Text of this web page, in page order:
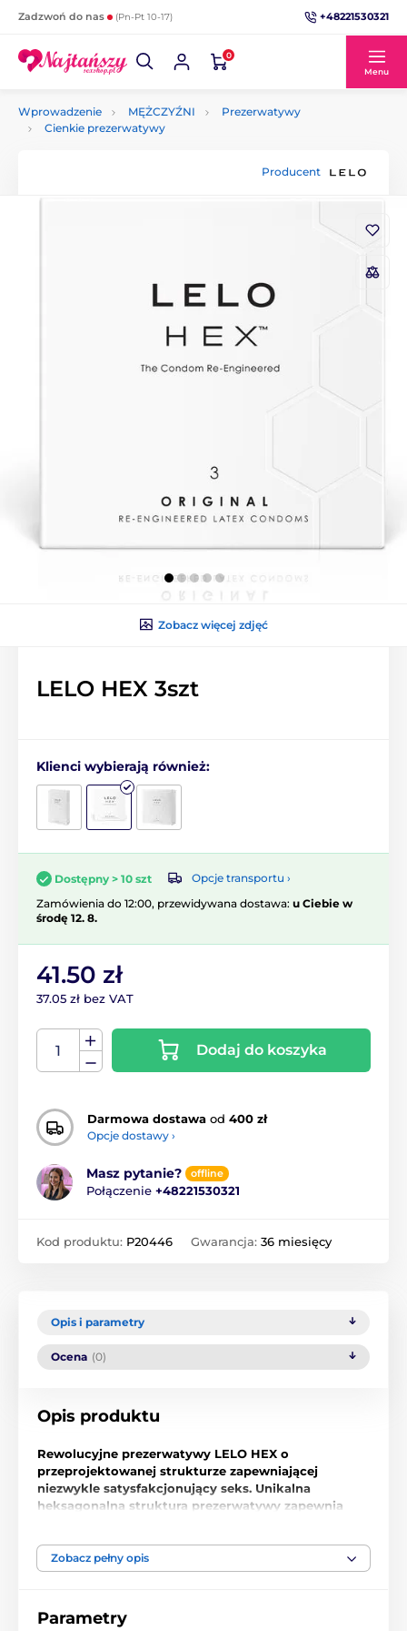
Zadzwoń do nas (Pn-Pt 10-17) +48221530321
0
Menu
Wprowadzenie MĘŻCZYŹNI
Prezerwatywy
Cienkie prezerwatywy
Producent
Zobacz więcej zdjęć
LELO HEX 3szt
Klienci wybierają również:
Dostępny > 10 szt
Opcje transportu ›
Zamówienia do 12:00, przewidywana dostawa: u Ciebie w
środę 12. 8.
41.50 zł
37.05 zł bez VAT
Dodaj do koszyka
Darmowa dostawa od 400 zł
Opcje dostawy ›
Masz pytanie? offline
Połączenie +48221530321
Kod produktu: P20446 Gwarancja: 36 miesięcy
Opis i parametry
Ocena (0)
Opis produktu
Rewolucyjne prezerwatywy LELO HEX o
przeprojektowanej strukturze zapewniającej
niezwykle satysfakcjonujący seks. Unikalna
heksagonalna struktura prezerwatywy zapewnia
rewolucyjne. Od 7 lat ewoluują i teraz w końcu tu są!
Zobacz pełny opis
Parametry